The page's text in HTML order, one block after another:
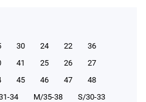
30 24 22
36
41 25 26
27
45 46 47
48
34 М/35-38
S/30-33